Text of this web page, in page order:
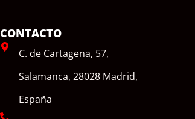
CONTACTO
C. de Cartagena, 57,
Salamanca, 28028 Madrid,
España